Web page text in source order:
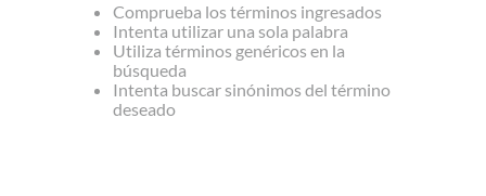
Comprueba los términos ingresados
Intenta utilizar una sola palabra
Utiliza términos genéricos en la
búsqueda
Intenta buscar sinónimos del término
deseado